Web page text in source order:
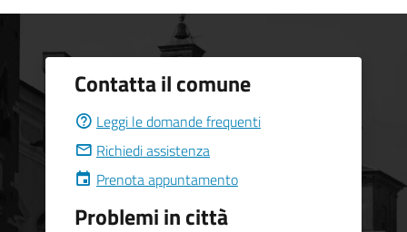
Contatta il comune
Leggi le domande frequenti
Richiedi assistenza
Prenota appuntamento
Problemi in città